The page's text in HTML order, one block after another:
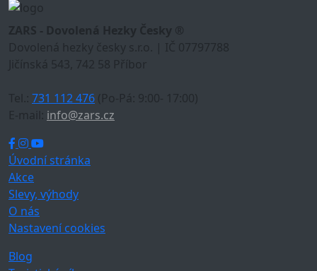
ZARS - Dovolená Hezky Česky ®
Dovolená hezky česky s.r.o. | IČ 07797788
Jičínská 543, 742 58 Příbor
Tel.: 731 112 476 (Po-Pá: 9:00- 17:00)
E-mail: info@zars.cz
Úvodní stránka
Akce
Slevy, výhody
O nás
Nastavení cookies
Blog